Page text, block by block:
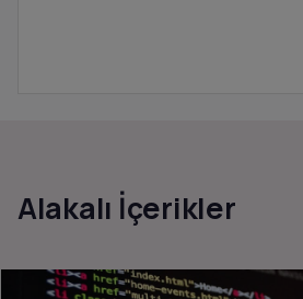
Alakalı İçerikler